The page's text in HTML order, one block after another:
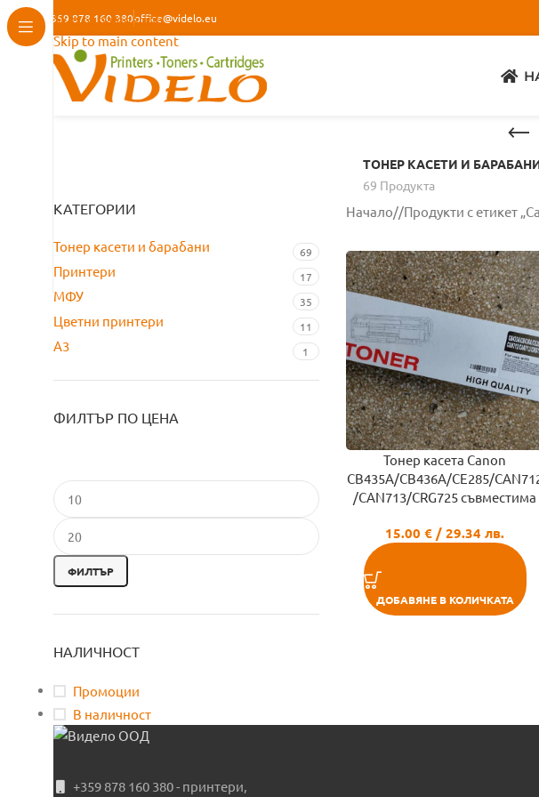
Skip to navigation
Skip to main content
+359 878 160 380office@videlo.eu
ТОНЕР КАСЕТИ И
69 Продуктa
КАТЕГОРИИ
Тонер касети и барабани 69
Принтери 17
МФУ 35
Цветни принтери 11
A3 1
ФИЛТЪР ПО ЦЕНА
ФИЛТЪР
НАЛИЧНОСТ
Промоции
В наличност
Начало/ Продукти с етикет
Тонер касета Canon
CB435A/CB436A/CE285/
/CAN713/CRG725 съвместимa
15.00€ / 29.34 лв.
ДОБАВЯНЕ В КОЛИЧКАТА
+359 878 160 380 - принтери,